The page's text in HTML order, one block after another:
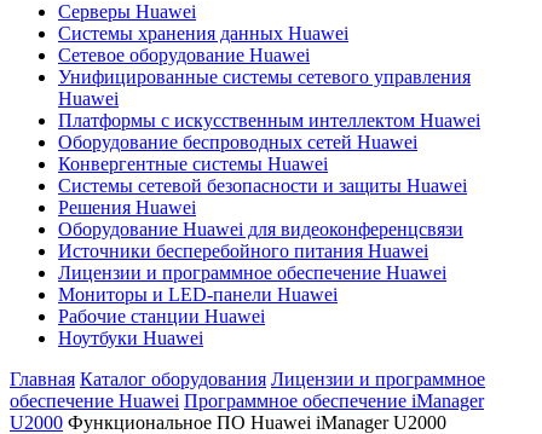
Серверы Huawei
Системы хранения данных Huawei
Сетевое оборудование Huawei
Унифицированные системы сетевого управления
Huawei
Платформы с искусственным интеллектом Huawei
Оборудование беспроводных сетей Huawei
Конвергентные системы Huawei
Системы сетевой безопасности и защиты Huawei
Решения Huawei
Оборудование Huawei для видеоконференцсвязи
Источники бесперебойного питания Huawei
Лицензии и программное обеспечение Huawei
Мониторы и LED-панели Huawei
Рабочие станции Huawei
Ноутбуки Huawei
Главная Каталог оборудования Лицензии и программное
обеспечение Huawei Программное обеспечение iManager
U2000 Функциональное ПО Huawei iManager U2000